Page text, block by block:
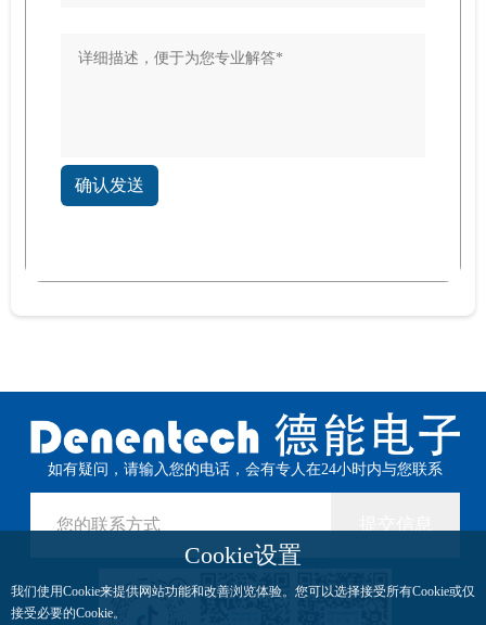
Cookie设置
我们使用Cookie来提供网站功能和改善浏览体验。您可以选择接受所有Cookie或仅
接受必要的Cookie。
确认发送
如有疑问，请输入您的电话，会有专人在24小时内与您联系